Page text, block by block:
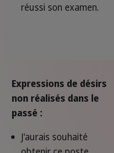
réussi son examen.
Expressions de désirs
non réalisés dans le
passé :
J'aurais souhaité